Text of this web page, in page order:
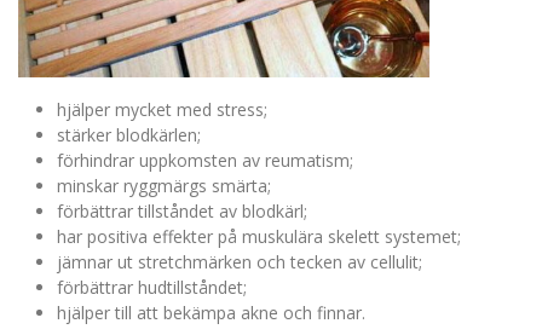
hjälper mycket med stress;
stärker blodkärlen;
förhindrar uppkomsten av reumatism;
minskar ryggmärgs smärta;
förbättrar tillståndet av blodkärl;
har positiva effekter på muskulära skelett systemet;
jämnar ut stretchmärken och tecken av cellulit;
förbättrar hudtillståndet;
hjälper till att bekämpa akne och finnar.